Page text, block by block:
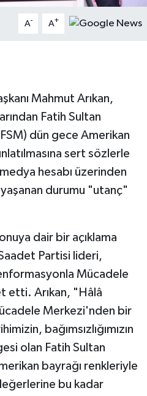
A- A+
Mahmut Arıkan,
Fatih Sultan
dün gece Amerikan
sert sözlerle
hesabı üzerinden
yaşanan durumu "utanç"
dair bir açıklama
Partisi lideri,
Mücadele
etti. Arıkan, "Hâlâ
Merkezi'nden bir
bağımsızlığımızın
olan Fatih Sultan
bayrağı renkleriyle
bu kadar